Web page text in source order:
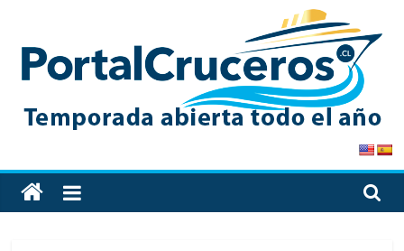
content
PortalCruceros
Toda
la